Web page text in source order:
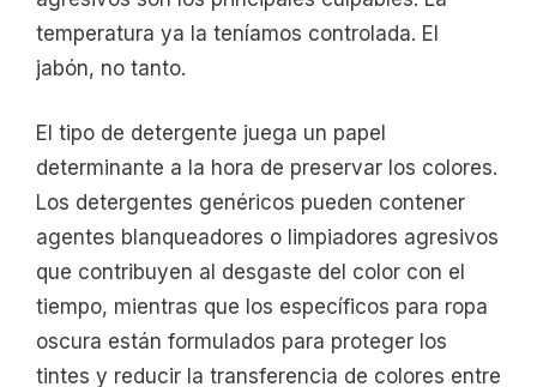
temperatura ya la teníamos controlada. El
jabón, no tanto.
El tipo de detergente juega un papel
determinante a la hora de preservar los colores.
Los detergentes genéricos pueden contener
agentes blanqueadores o limpiadores agresivos
que contribuyen al desgaste del color con el
tiempo, mientras que los específicos para ropa
oscura están formulados para proteger los
tintes y reducir la transferencia de colores entre